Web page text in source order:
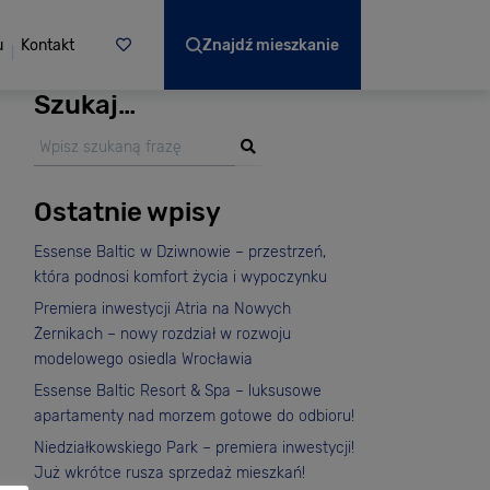
Kontakt Znajdź mieszkanie
Szukaj…
Ostatnie wpisy
Essense Baltic w Dziwnowie – przestrzeń,
która podnosi komfort życia i wypoczynku
Premiera inwestycji Atria na Nowych
Żernikach – nowy rozdział w rozwoju
modelowego osiedla Wrocławia
Essense Baltic Resort & Spa – luksusowe
apartamenty nad morzem gotowe do odbioru!
Niedziałkowskiego Park – premiera inwestycji!
Już wkrótce rusza sprzedaż mieszkań!